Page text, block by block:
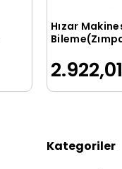
Hızar
Kategoriler